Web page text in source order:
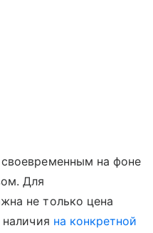
на фоне
Для
не только цена
на конкретной